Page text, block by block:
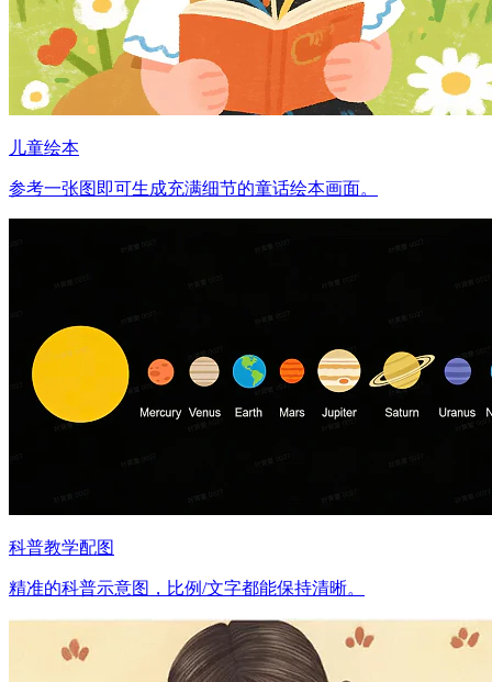
儿童绘本
参考一张图即可生成充满细节的童话绘本画面。
科普教学配图
精准的科普示意图，比例/文字都能保持清晰。